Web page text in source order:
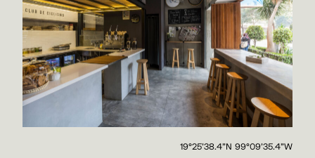
19°25'38.4"N 99°09'35.4"W